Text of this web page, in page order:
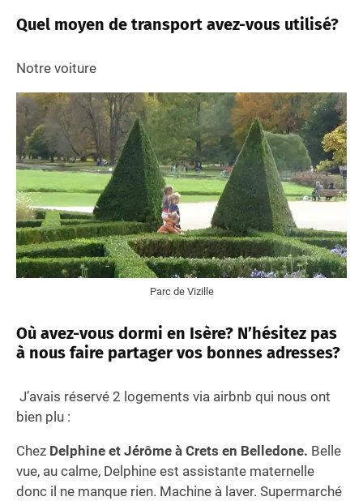
Quel moyen de transport avez-vous utilisé?
Notre voiture
Parc de Vizille
Où avez-vous dormi en Isère? N’hésitez pas
à nous faire partager vos bonnes adresses?
J’avais réservé 2 logements via airbnb qui nous ont
bien plu :
Chez Delphine et Jérôme à Crets en Belledone. Belle
vue, au calme, Delphine est assistante maternelle
donc il ne manque rien. Machine à laver. Supermarché